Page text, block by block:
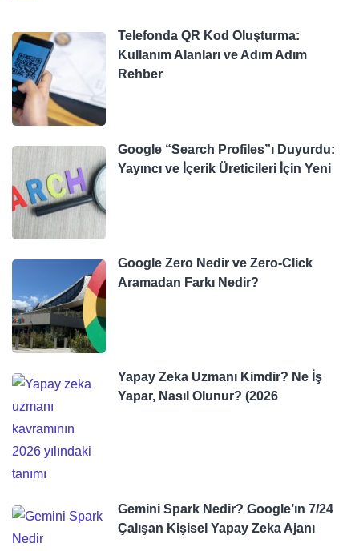
Telefonda QR Kod Oluşturma:
Kullanım Alanları ve Adım Adım
Rehber
Google “Search Profiles”ı Duyurdu:
Yayıncı ve İçerik Üreticileri İçin Yeni
Google Zero Nedir ve Zero-Click
Aramadan Farkı Nedir?
Yapay Zeka Uzmanı Kimdir? Ne İş
Yapar, Nasıl Olunur? (2026
Gemini Spark Nedir? Google’ın 7/24
Çalışan Kişisel Yapay Zeka Ajanı